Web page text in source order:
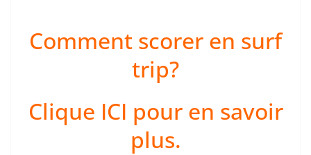
Comment scorer en surf
trip?
Clique ICI pour en savoir
plus.